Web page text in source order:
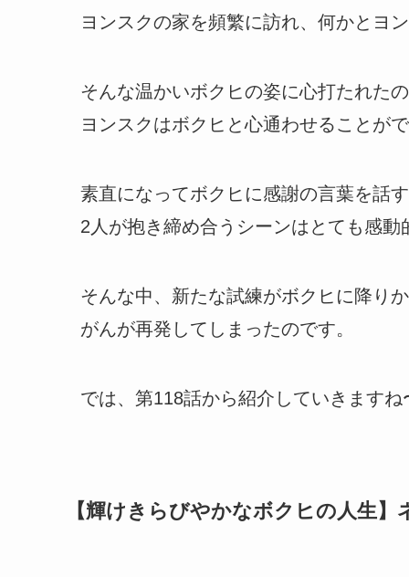
ヨンスクの家を頻繁に訪れ、何かとヨ
そんな温かいボクヒの姿に心打たれた
ヨンスクはボクヒと心通わせることが
素直になってボクヒに感謝の言葉を話
2人が抱き締め合うシーンはとても感動
そんな中、新たな試練がボクヒに降り
がんが再発してしまったのです。
では、第118話から紹介していきますね
【輝けきらびやかなボクヒの人生】